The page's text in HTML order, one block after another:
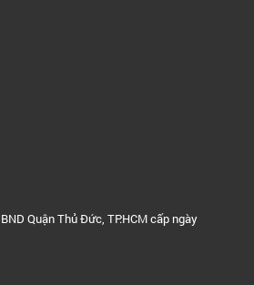
Quận Thủ Đức, TP.HCM cấp ngày